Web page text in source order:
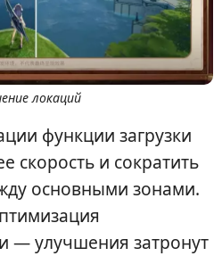
локаций
функции загрузки
скорость и сократить
основными зонами.
— улучшения затронут